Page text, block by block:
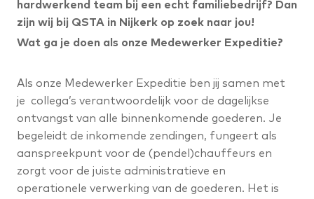
hardwerkend team bij een echt familiebedrijf? Dan
zijn wij bij QSTA in Nijkerk op zoek naar jou!
Wat ga je doen als onze Medewerker Expeditie?
Als onze Medewerker Expeditie ben jij samen met
je collega’s verantwoordelijk voor de dagelijkse
ontvangst van alle binnenkomende goederen. Je
begeleidt de inkomende zendingen, fungeert als
aanspreekpunt voor de (pendel)chauffeurs en
zorgt voor de juiste administratieve en
operationele verwerking van de goederen. Het is